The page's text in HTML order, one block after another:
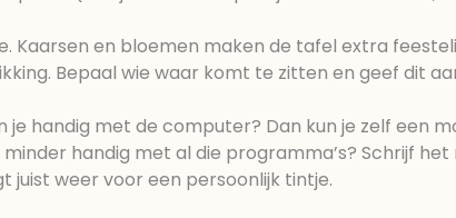
Kaarsen en bloemen maken de tafel extra
Bepaal wie waar komt te zitten en geef dit
je handig met de computer? Dan kun je zelf een
handig met al die programma’s? Schrijf het
juist weer voor een persoonlijk tintje.